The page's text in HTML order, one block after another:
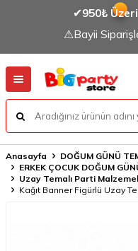
✔950₺
⚠Bayii
Anasayfa
DOĞUM GÜNÜ
ERKEK ÇOCUK DOĞUM
Uzay Temalı Parti
Kağıt Banner Figürlü Uzay